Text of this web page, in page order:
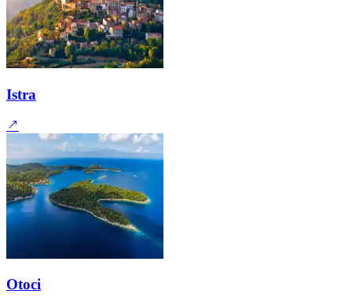
Istra
Otoci